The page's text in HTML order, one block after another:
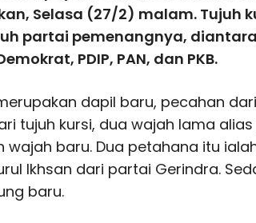
Selasa (27/2) malam. Tujuh
partai pemenangnya,
PDIP, PAN, dan PKB.
dapil baru, pecahan
tujuh kursi, dua wajah lama
wajah baru. Dua petahana itu
Ikhsan dari partai Gerindra.
baru.